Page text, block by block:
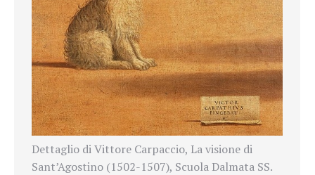
Dettaglio di Vittore Carpaccio, La visione di
Sant’Agostino (1502-1507), Scuola Dalmata SS.